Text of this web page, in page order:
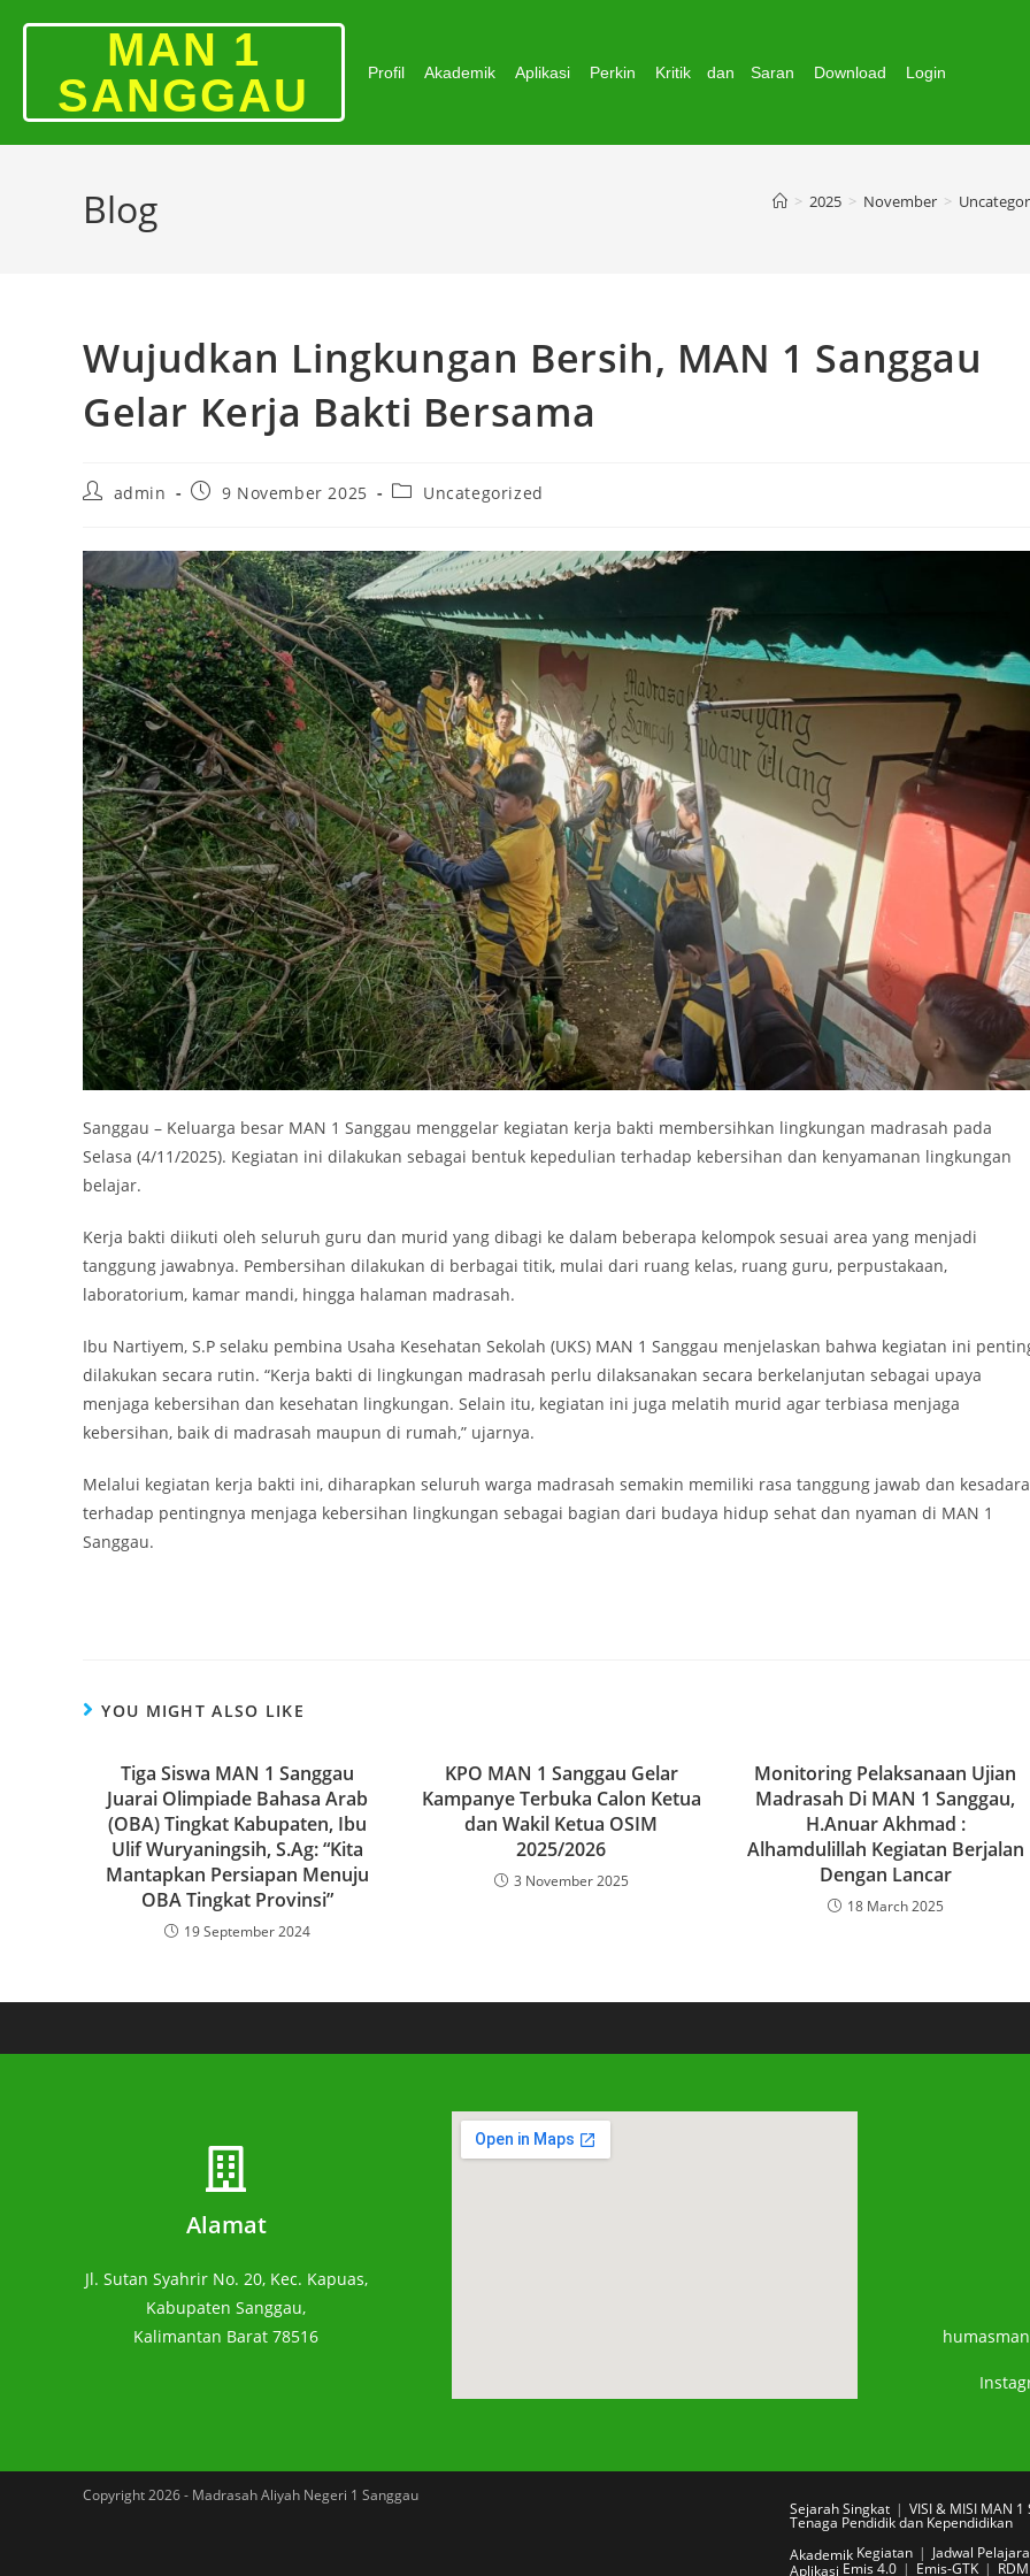
MAN 1
SANGGAU
Profil Akademik Aplikasi Perkin Kritik dan Saran Download Login
Blog > 2025 > November >
Wujudkan Lingkungan Bersih, MAN 1 Sanggau
Gelar Kerja Bakti Bersama
admin 9 November 2025 Uncategorized
Sanggau – Keluarga besar MAN 1 Sanggau menggelar kegiatan kerja bakti membersihkan lingkungan madrasah pada
Selasa (4/11/2025). Kegiatan ini dilakukan sebagai bentuk kepedulian terhadap kebersihan dan kenyamanan lingkungan
belajar.
Kerja bakti diikuti oleh seluruh guru dan murid yang dibagi ke dalam beberapa kelompok sesuai area yang menjadi
tanggung jawabnya. Pembersihan dilakukan di berbagai titik, mulai dari ruang kelas, ruang guru, perpustakaan,
laboratorium, kamar mandi, hingga halaman madrasah.
Ibu Nartiyem, S.P selaku pembina Usaha Kesehatan Sekolah (UKS) MAN 1 Sanggau menjelaskan bahwa kegiatan ini
dilakukan secara rutin. “Kerja bakti di lingkungan madrasah perlu dilaksanakan secara berkelanjutan sebagai upaya
menjaga kebersihan dan kesehatan lingkungan. Selain itu, kegiatan ini juga melatih murid agar terbiasa menjaga
kebersihan, baik di madrasah maupun di rumah,” ujarnya.
Melalui kegiatan kerja bakti ini, diharapkan seluruh warga madrasah semakin memiliki rasa tanggung jawab dan
terhadap pentingnya menjaga kebersihan lingkungan sebagai bagian dari budaya hidup sehat dan nyaman di MAN 1
Sanggau.
YOU MIGHT ALSO LIKE
Tiga Siswa MAN 1 Sanggau
Juarai Olimpiade Bahasa Arab
(OBA) Tingkat Kabupaten, Ibu
Ulif Wuryaningsih, S.Ag: “Kita
Mantapkan Persiapan Menuju
OBA Tingkat Provinsi”
19 September 2024
KPO MAN 1 Sanggau Gelar
Kampanye Terbuka Calon Ketua
dan Wakil Ketua OSIM
2025/2026
3 November 2025
Monitoring Pelaksanaan Ujian
Madrasah Di MAN 1 Sanggau,
H.Anuar Akhmad :
Alhamdulillah Kegiatan Berjalan
Dengan Lancar
18 March 2025
Alamat
Jl. Sutan Syahrir No. 20, Kec. Kapuas,
Kabupaten Sanggau,
Kalimantan Barat 78516
Sejarah Singkat VISI & MISI MAN 1
Tenaga Pendidik dan Kependidikan
Akademik Kegiatan
Jadwal
Aplikasi Emis 4.0 Emis-GTK
RDM
Copyright 2026 - Madrasah Aliyah Negeri 1 Sanggau